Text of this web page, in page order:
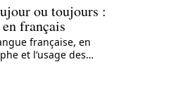
ou toujours :
français
française, en
et l’usage des…